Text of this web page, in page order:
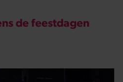
de feestdagen